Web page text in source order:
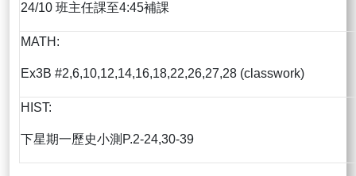
24/10 班主任課至4:45補課
MATH:
Ex3B #2,6,10,12,14,16,18,22,26,27,28 (classwork)
HIST:
下星期一歷史小測P.2-24,30-39